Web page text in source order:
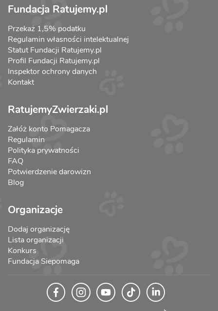
Fundacja Ratujemy.pl
Przekaż 1,5% podatku
Regulamin własności intelektualnej
Statut Fundacji Ratujemy.pl
Profil Fundacji Ratujemy.pl
Inspektor ochrony danych
Kontakt
RatujemyZwierzaki.pl
Załóż konto Pomagacza
Regulamin
Polityka prywatności
FAQ
Potwierdzenie darowizn
Blog
Organizacje
Dodaj organizację
Lista organizacji
Konkurs
Fundacja Siepomaga